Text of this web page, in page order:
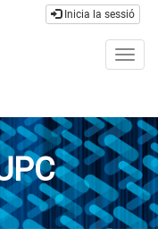
Inicia la sessió